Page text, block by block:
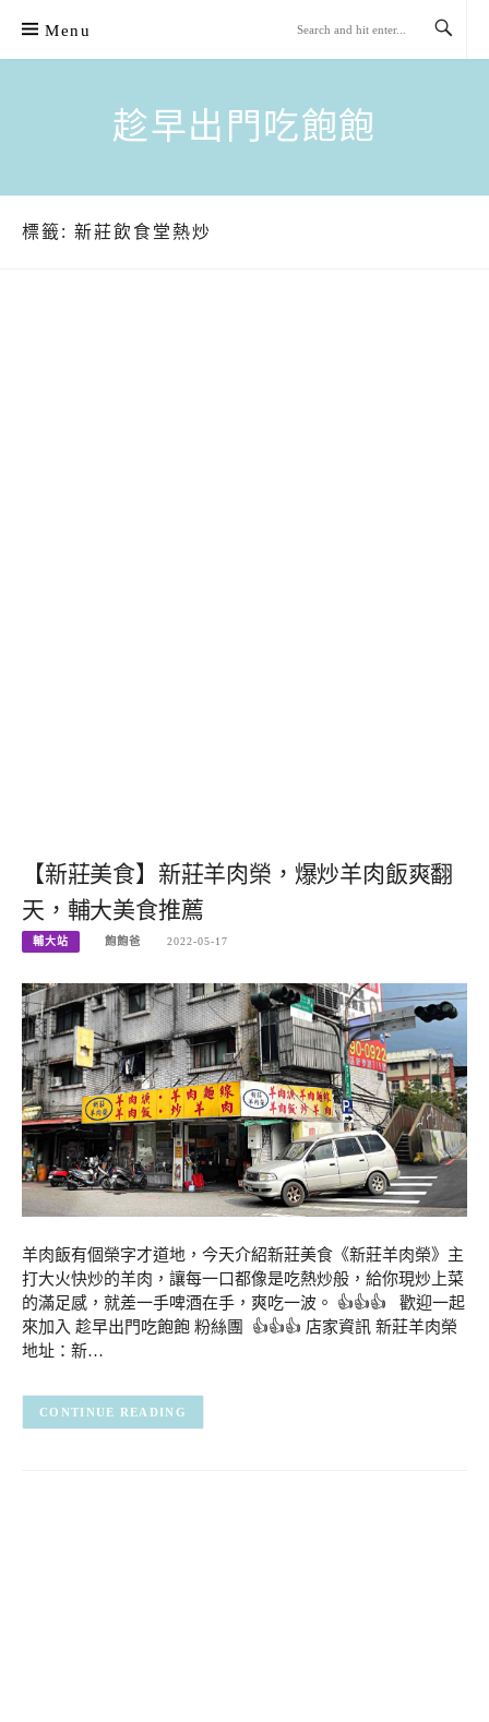
content
Menu
趁早出門吃飽飽
標籤: 新莊飲食堂熱炒
【新莊美食】新莊羊肉榮，爆炒羊肉飯爽翻
天，輔大美食推薦
輔大站 飽飽爸 2022-05-17
羊肉飯有個榮字才道地，今天介紹新莊美食《新莊羊肉榮》主
打大火快炒的羊肉，讓每一口都像是吃熱炒般，給你現炒上菜
的滿足感，就差一手啤酒在手，爽吃一波。 👍👍👍 歡迎一起
來加入 趁早出門吃飽飽 粉絲團 👍👍👍 店家資訊 新莊羊肉榮
地址：新…
CONTINUE READING